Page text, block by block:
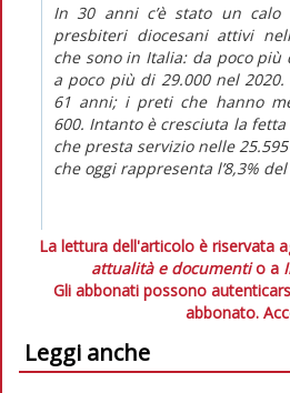
In 30 anni c’è stato un
presbiteri diocesani attivi
che sono in Italia: da poco più
a poco più di 29.000 nel 2020.
61 anni; i preti che hanno
600. Intanto è cresciuta la
che presta servizio nelle
che oggi rappresenta l’8,3%
La lettura dell'articolo è riservata
attualità e documentio a
Gli abbonati possono
abbonato.
Leggi anche